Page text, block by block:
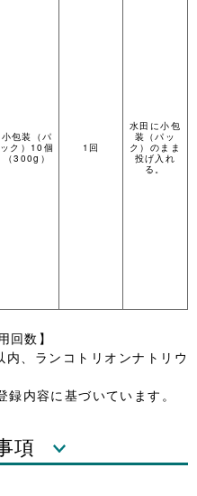
小包装（パ
ック）10個
（300g）
1回
水田に小包
装（パッ
ク）のまま
投げ入れ
る。
回数】
、ランコトリオンナトリウ
内容に基づいています。
項